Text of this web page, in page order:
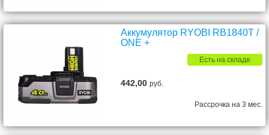
Аккумулятор RYOBI RB1840T /
ONE +
Есть на складе
442,00руб.
Рассрочка на 3 мес.